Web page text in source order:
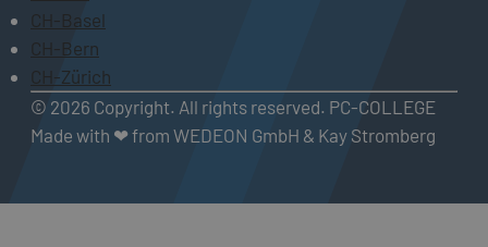
CH-Basel
CH-Bern
CH-Zürich
© 2026 Copyright. All rights reserved. PC-COLLEGE
Made with ❤ from WEDEON GmbH & Kay Stromberg